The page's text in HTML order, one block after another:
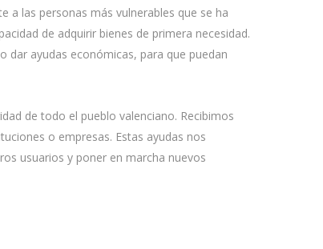
a las personas más vulnerables que se ha
de adquirir bienes de primera necesidad.
dar ayudas económicas, para que puedan
de todo el pueblo valenciano. Recibimos
o empresas. Estas ayudas nos
usuarios y poner en marcha nuevos